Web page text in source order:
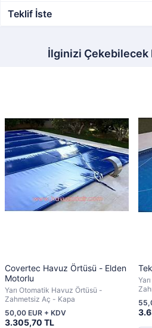
Teklif İste
İlginizi Çekebilecek
Covertec Havuz Örtüsü - Elden
Motorlu
Yarı Otomatik Havuz Örtüsü -
Zahmetsiz Aç - Kapa
3.305,70 TL
50,00 EUR + KDV